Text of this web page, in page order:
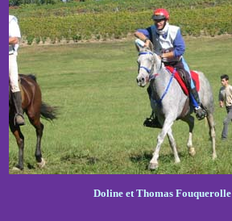
Doline et Thomas Fouquerolle